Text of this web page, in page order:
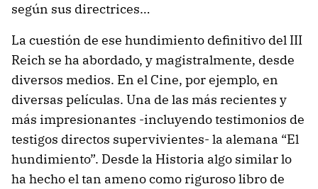
según sus directrices…
La cuestión de ese hundimiento definitivo del III
Reich se ha abordado, y magistralmente, desde
diversos medios. En el Cine, por ejemplo, en
diversas películas. Una de las más recientes y
más impresionantes -incluyendo testimonios de
testigos directos supervivientes- la alemana “El
hundimiento”. Desde la Historia algo similar lo
ha hecho el tan ameno como riguroso libro de